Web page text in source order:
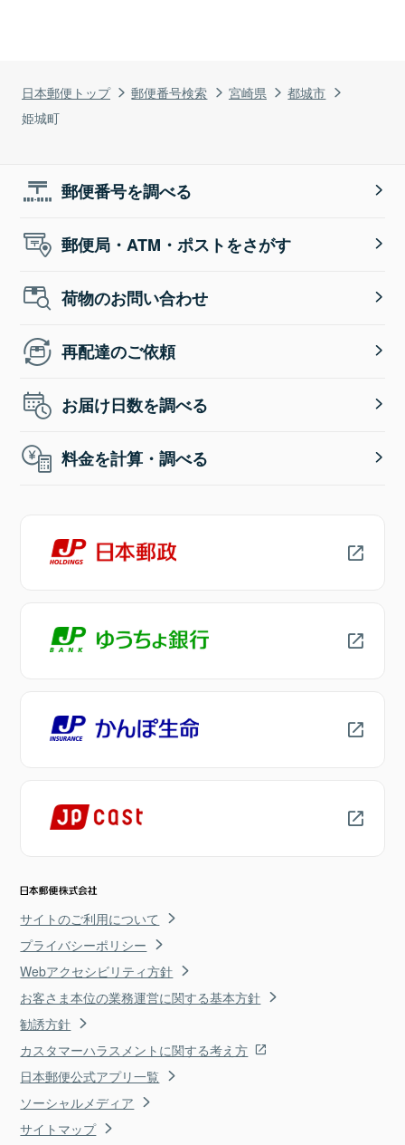
日本郵便トップ 郵便番号検索 宮崎県
都城市
姫城町
郵便番号を調べる
郵便局・ATM・ポストをさがす
荷物のお問い合わせ
再配達のご依頼
お届け日数を調べる
料金を計算・調べる
サイトのご利用について
プライバシーポリシー
Webアクセシビリティ方針
お客さま本位の業務運営に関する基本方針
勧誘方針
カスタマーハラスメントに関する考え方
日本郵便公式アプリ一覧
ソーシャルメディア
サイトマップ